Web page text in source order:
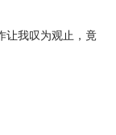
让我叹为观止，竟